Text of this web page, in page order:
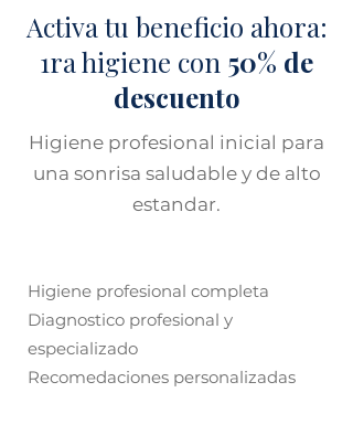
Activa tu beneficio ahora:
1ra higiene con 50% de
descuento
Higiene profesional inicial para
una sonrisa saludable y de alto
estandar.
Higiene profesional completa
Diagnostico profesional y
especializado
Recomedaciones personalizadas